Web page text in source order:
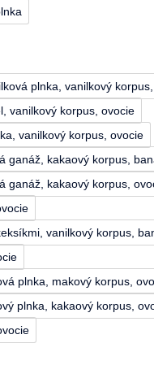
plnka, vanilkový
vanilkový korpus, ovocie
vanilkový korpus, ovocie
ganáž, kakaový korpus,
ganáž, kakaový korpus,
vanilkový korpus,
plnka, makový korpus,
plnka, kakaový korpus,